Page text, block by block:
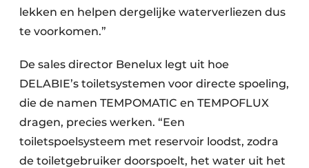
lekken en helpen dergelijke waterverliezen dus
te voorkomen.”
De sales director Benelux legt uit hoe
DELABIE’s toiletsystemen voor directe spoeling,
die de namen TEMPOMATIC en TEMPOFLUX
dragen, precies werken. “Een
toiletspoelsysteem met reservoir loodst, zodra
de toiletgebruiker doorspoelt, het water uit het